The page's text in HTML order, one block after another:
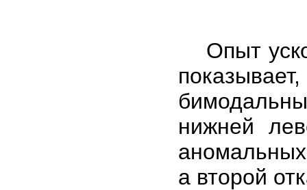
Опыт
нижней
а второй